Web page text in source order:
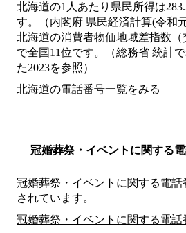
北海道の1人あたり県民所得は
す。（内閣府 県民経済計算(令和
北海道の消費者物価地域差指数（
で全国11位です。（総務省 統計
た2023を参照）
北海道の電話番号一覧をみる
冠婚葬祭・イベントに関する
冠婚葬祭・イベントに関する電話
されています。
冠婚葬祭・イベントに関する電話